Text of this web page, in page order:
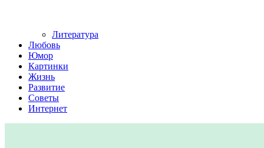
Литература
Любовь
Юмор
Картинки
Жизнь
Развитие
Советы
Интернет